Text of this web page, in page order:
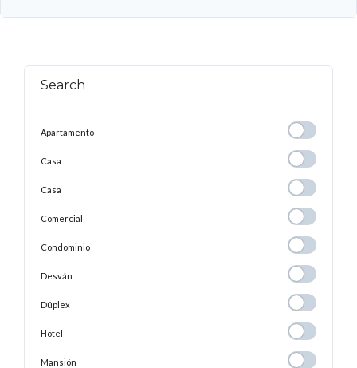
Search
Apartamento Apartamento
Casa
Casa
Comercial Comercial
Condominio Condominio
Desván
Dúplex
Hotel
Mansión